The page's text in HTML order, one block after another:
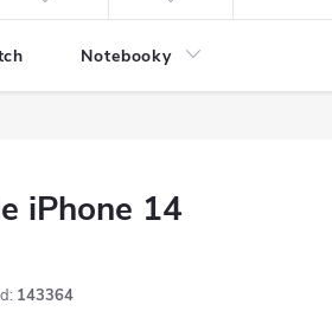
Notebooky
iPhone 14
143364